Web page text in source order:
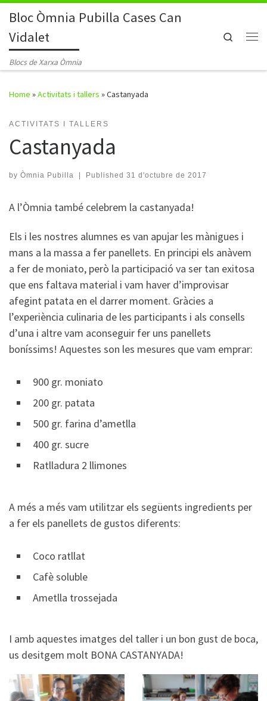
Skip to content
Bloc Òmnia Pubilla Cases Can
Vidalet
Blocs de Xarxa Òmnia
Search
Home »Activitats i tallers »Castanyada
ACTIVITATS I TALLERS
Castanyada
by Òmnia Pubilla Published 31 d'octubre de 2017
A l’Òmnia també celebrem la castanyada!
Els i les nostres alumnes es van apujar les mànigues i
mans a la massa a fer panellets. En principi els anàvem
a fer de moniato, però la participació va ser tan exitosa
que ens faltava material i vam haver d’improvisar
afegint patata en el darrer moment. Gràcies a
l’experiència culinaria de les participants i als consells
d’una i altre vam aconseguir fer uns panellets
boníssims! Aquestes son les mesures que vam emprar:
900 gr. moniato
200 gr. patata
500 gr. farina d’ametlla
400 gr. sucre
Ratlladura 2 llimones
A més a més vam utilitzar els següents ingredients per
a fer els panellets de gustos diferents:
Coco ratllat
Cafè soluble
Ametlla trossejada
I amb aquestes imatges del taller i un bon gust de boca,
us desitgem molt BONA CASTANYADA!